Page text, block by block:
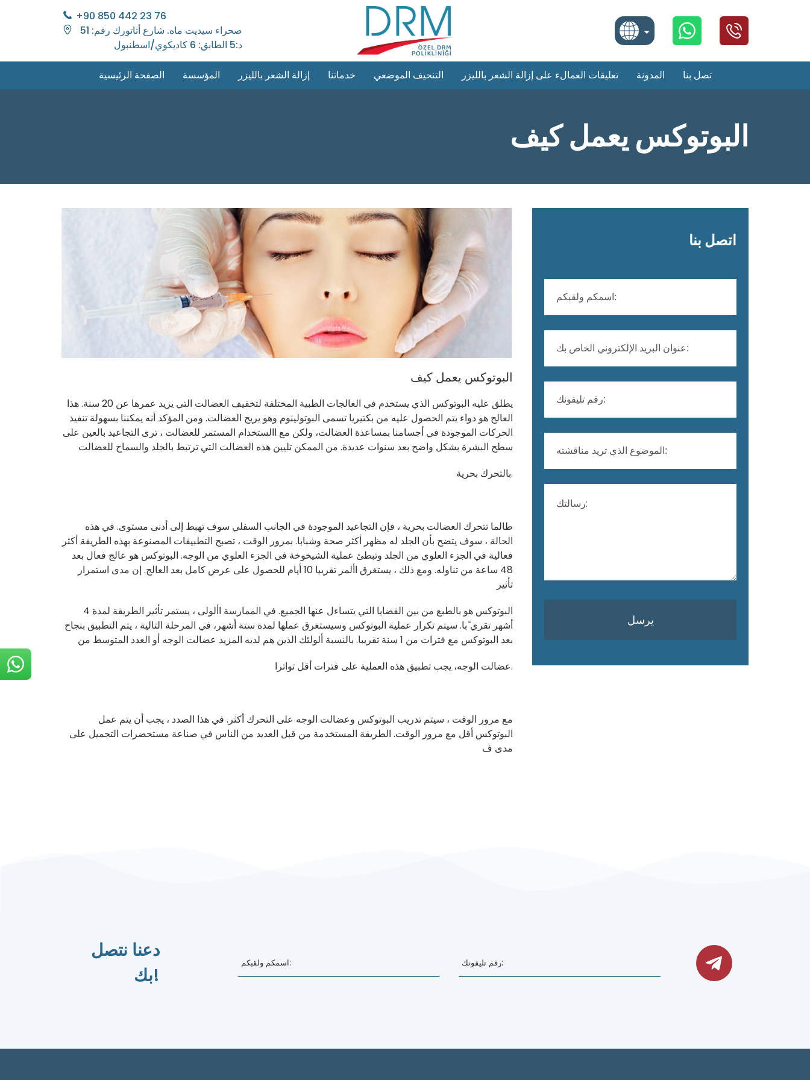
+90 850 442 23 76
صحراء سيديت ماه. شارع أتاتورك رقم: 51
د:5 الطابق: 6 كاديكوي/اسطنبول
Turkish
English
الصفحة الرئيسية المؤسسة إزالة الشعر بالليزر خدماتنا التنحيف الموضعي تعليقات العمالء على إزالة الشعر بالليزر المدونة تصل بنا
البوتوكس يعمل كيف
البوتوكس يعمل كيف
يطلق عليه البوتوكس الذي يستخدم في العالجات الطبية المختلفة لتخفيف العضالت التي يزيد عمرها عن 20 سنة. هذا
العالج هو دواء يتم الحصول عليه من بكتيريا تسمى البوتولينوم وهو يريح العضالت. ومن المؤكد أنه يمكننا بسهولة تنفيذ
الحركات الموجودة في أجسامنا بمساعدة العضالت، ولكن مع االستخدام المستمر للعضالت ، ترى التجاعيد بالعين على
سطح البشرة بشكل واضح بعد سنوات عديدة. من الممكن تليين هذه العضالت التي ترتبط بالجلد والسماح للعضالت
بالتحرك بحرية.
طالما تتحرك العضالت بحرية ، فإن التجاعيد الموجودة في الجانب السفلي سوف تهبط إلى أدنى مستوى. في هذه
الحالة ، سوف يتضح بأن الجلد له مظهر أكثر صحة وشبابا. بمرور الوقت ، تصبح التطبيقات المصنوعة بهذه الطريقة أكثر
فعالية في الجزء العلوي من الجلد وتبطئ عملية الشيخوخة في الجزء العلوي من الوجه. البوتوكس هو عالج فعال بعد
48 ساعة من تناوله. ومع ذلك ، يستغرق األمر تقريبا 10 أيام للحصول على عرض كامل بعد العالج. إن مدى استمرار
تأثير
البوتوكس هو بالطبع من بين القضايا التي يتساءل عنها الجميع. في الممارسة األولى ، يستمر تأثير الطريقة لمدة 4
أشهر تقري ًبا. سيتم تكرار عملية البوتوكس وسيستغرق عملها لمدة ستة أشهر، في المرحلة التالية ، يتم التطبيق بنجاح
بعد البوتوكس مع فترات من 1 سنة تقريبا. بالنسبة ألولئك الذين هم لديه المزيد عضالت الوجه أو العدد المتوسط من
عضالت الوجه، يجب تطبيق هذه العملية على فترات أقل تواترا.
مع مرور الوقت ، سيتم تدريب البوتوكس وعضالت الوجه على التحرك أكثر. في هذا الصدد ، يجب أن يتم عمل
البوتوكس أقل مع مرور الوقت. الطريقة المستخدمة من قبل العديد من الناس في صناعة مستحضرات التجميل على
مدى ف
اتصل بنا
دعنا نتصل
بك!